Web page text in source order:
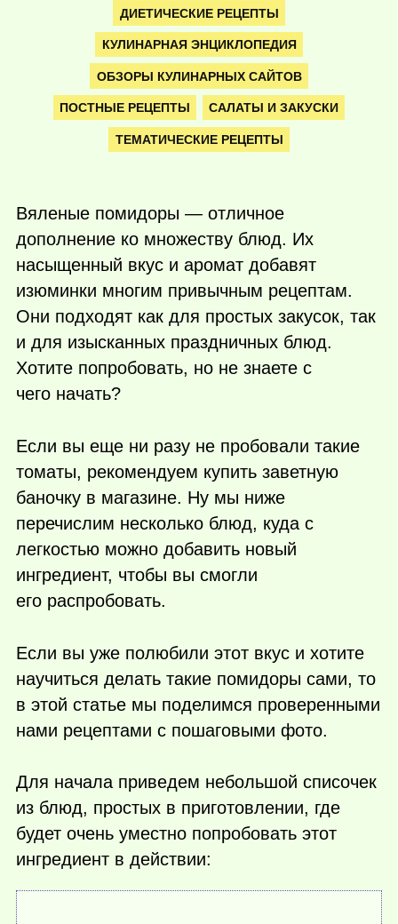
ДИЕТИЧЕСКИЕ РЕЦЕПТЫ
КУЛИНАРНАЯ ЭНЦИКЛОПЕДИЯ
ОБЗОРЫ КУЛИНАРНЫХ САЙТОВ
ПОСТНЫЕ РЕЦЕПТЫ САЛАТЫ И ЗАКУСКИ
ТЕМАТИЧЕСКИЕ РЕЦЕПТЫ
Вяленые помидоры — отличное
дополнение ко множеству блюд. Их
насыщенный вкус и аромат добавят
изюминки многим привычным рецептам.
Они подходят как для простых закусок, так
и для изысканных праздничных блюд.
Хотите попробовать, но не знаете с
чего начать?
Если вы еще ни разу не пробовали такие
томаты, рекомендуем купить заветную
баночку в магазине. Ну мы ниже
перечислим несколько блюд, куда с
легкостью можно добавить новый
ингредиент, чтобы вы смогли
его распробовать.
Если вы уже полюбили этот вкус и хотите
научиться делать такие помидоры сами, то
в этой статье мы поделимся проверенными
нами рецептами с пошаговыми фото.
Для начала приведем небольшой списочек
из блюд, простых в приготовлении, где
будет очень уместно попробовать этот
ингредиент в действии: